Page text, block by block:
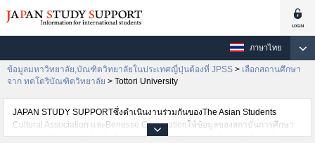
ภาษาไทย
ข้อมูลมหาวิทยาลัย,บัณฑิตวิทยาลัยในประเทศญี่ปุ่นต้องที่ JPSS > เลือกสถานศึกษา
จาก ทตโตริบัณฑิตวิทยาลัย > Tottori University
JAPAN STUDY SUPPORTซึ่งดำเนินงานร่วมกันของThe Asian Students
Cultural Association และBenesse Corporationให้ข้อมูลของสถาบันการศึกษา
ระดับมหาวิทยาลัย・บัณฑิตวิทยาลัย・วิทยาลัยระดับอนุปริญญา・วิทยาลัย